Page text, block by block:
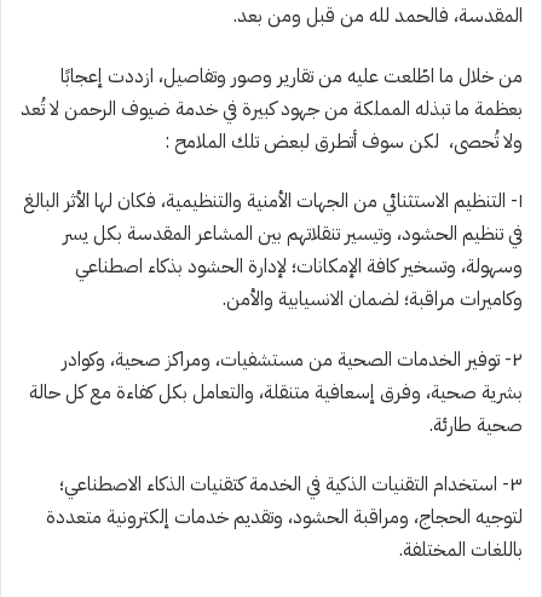
المقدسة، فالحمد لله من قبل ومن بعد.
من خلال ما اطّلعت عليه من تقارير وصور وتفاصيل، ازددت إعجابًا
بعظمة ما تبذله المملكة من جهود كبيرة في ⁧خدمة ضيوف الرحمن⁩ لا تُعد
ولا تُحصى، لكن سوف أتطرق لبعض تلك الملامح ⁧:
‏١- التنظيم الاستثنائي من الجهات الأمنية والتنظيمية، فكان لها الأثر البالغ
في تنظيم الحشود، وتيسير تنقلاتهم بين المشاعر المقدسة بكل يسر
وسهولة، وتسخير كافة الإمكانات؛ لإدارة الحشود بذكاء اصطناعي
وكاميرات مراقبة؛ لضمان الانسيابية والأمن.
‏٢- توفير الخدمات الصحية من مستشفيات، ومراكز صحية، وكوادر
بشرية صحية، وفرق إسعافية متنقلة، والتعامل بكل كفاءة مع كل حالة
صحية طارئة.
‏٣- استخدام التقنيات الذكية في الخدمة كتقنيات ⁧الذكاء الاصطناعي⁩؛
لتوجيه الحجاج، ومراقبة الحشود، وتقديم خدمات إلكترونية متعددة
باللغات المختلفة.